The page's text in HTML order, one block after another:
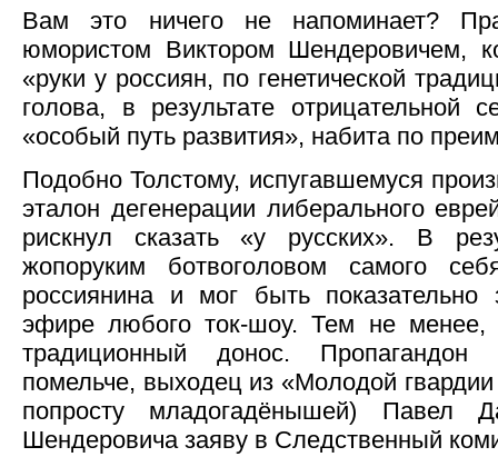
Вам это ничего не напоминает?
юмористом Виктором Шендеровичем,
«руки у россиян, по генетической
голова, в результате отрицательной
«особый путь развития», набита по
Подобно Толстому, испугавшемуся
эталон дегенерации либерального
рискнул сказать «у русских». В
жопоруким ботвоголовом самого
россиянина и мог быть
эфире любого ток-шоу. Тем не менее,
традиционный донос.
помельче, выходец из «Молодой
попросту младогадёнышей) Павел
Шендеровича заяву в Следственный